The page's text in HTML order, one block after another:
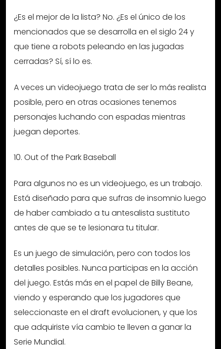
¿Es el mejor de la lista? No. ¿Es el único de los
mencionados que se desarrolla en el siglo 24 y
que tiene a robots peleando en las jugadas
cerradas? Sí, sí lo es.
A veces un videojuego trata de ser lo más realista
posible, pero en otras ocasiones tenemos
personajes luchando con espadas mientras
juegan deportes.
10. Out of the Park Baseball
Para algunos no es un videojuego, es un trabajo.
Está diseñado para que sufras de insomnio luego
de haber cambiado a tu antesalista sustituto
antes de que se te lesionara tu titular.
Es un juego de simulación, pero con todos los
detalles posibles. Nunca participas en la acción
del juego. Estás más en el papel de Billy Beane,
viendo y esperando que los jugadores que
seleccionaste en el draft evolucionen, y que los
que adquiriste vía cambio te lleven a ganar la
Serie Mundial.